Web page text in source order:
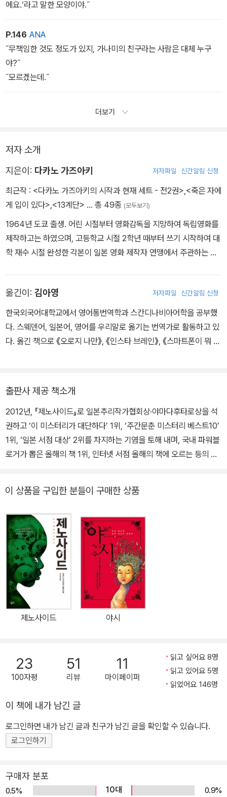
에요.‘라고 말한 모양이야.˝
P.146 ANA
˝무책임한 것도 정도가 있지, 가나미의 친구라는 사람은 대체 누구
야?˝
˝모르겠는데.˝
더보기
저자 소개
지은이: 다카노 가즈아키 저자파일 신간알림 신청
최근작 : <다카노 가즈아키의 시작과 현재 세트 - 전2권>,<죽은 자에
게 입이 있다>,<13계단> … 총 49종 (모두보기)
1964년 도쿄 출생. 어린 시절부터 영화감독을 지망하여 독립영화를
제작하고는 하였으며, 고등학교 시절 2학년 때부터 쓰기 시작하여 대
학 재수 시절 완성한 각본이 일본 영화 제작자 연맹에서 주관하는 기
고, 1989년 미국으로 건너가 로스앤젤레스 시티 컬리지에서 영화 연
출과 촬영, 편집을 공부했다. 1991년 귀국한 뒤에는 영화 및 텔레비
전 각본가로 활동하다가, 2001년 『13계단』으로 제47회 에도가와
란포상을 심사위원의 만장일치로 수상하며 소설가로 데뷔했다. 란포
는다』가 드라마로 제작되었을 때는 직접 각본을 담당했으며, 그중 한
에피소드인 「3시간 후 나는 죽는다」의 연출을 맡기도 했다. 2011년
출간된 대작 『제노사이드』로 야마다 후타로상과 일본 추리작가협회
상을 수상하고 ‘이 미스터리가 대단하다’, ‘주간문춘 미스터리 베스트
10’ 랭킹 1위와 일본 전역의 서점 직원이 직접 가장 추천하고 싶은 책
으로 이듬해 제169회 나오키상 후보에 올랐다.
옮긴이: 김아영 저자파일 신간알림 신청
한국외국어대학교에서 영어통번역학과 스칸디나비아어학을 공부했
다. 스웨덴어, 일본어, 영어를 우리말로 옮기는 번역가로 활동하고 있
다. 옮긴 책으로 《오로지 나만》, 《인스타 브레인》, 《스마트폰이 뭐 어
출판사 제공 책소개
2012년, 『제노사이드』로 일본추리작가협회상·야마다후타로상을 석
권하고 ‘이 미스터리가 대단하다’ 1위, ‘주간문춘 미스터리 베스트10’
1위, ‘일본 서점 대상’ 2위를 차지하는 기염을 토해 내며, 국내 파워블
로거가 뽑은 올해의 책 1위, 인터넷 서점 올해의 책에 오르는 등의 저
과 함께 수상작 역대 최단 100만 부를 돌파하며 화려하게 데뷔한 다
카노 가즈아키는, 밀도 있는 구성과 속도감 있는 전개뿐 아니라 사회
문제를 심도 있게 다루는 작품을 연달아 발표하여 사회파 미스터리의
선두주자로 주목받아왔다. 이번에 출간된 『K·N의 비극』에서 임신과
중절이라는 민감한 소재를 흥미로운 스토리에 담아 냄으로써 또 한
번 독자들에게 깊이 있는 메시지를 던진다. 그녀의 안에 누군가가 있
다! 날카로운 문제의식이 돋보이는 색다른 미스터리 서스펜스 걸작
젊은 나이에 일약 베스트셀러 작가 자리에 오른 슈헤이는 새로운 맨
션을 구입하고 아내 가나미와의 행복한 삶을 꿈꾼다. 그러던 어느 날
임신한 사실을 알게 된 가나미가 기뻐하며 남편에게 소식을 전하지
에 좀 더 여유가 생긴 다음에 아이를 갖자며 중절 수술을 제안한다. 가
나미는 괴로워하면서도 마지못해 수긍한다. 그러나 이후 가나미에게
다른 여성의 의식이 나타나는 이변이 벌어지고 정신과 의사인 이소가
연 가나미에게 깃든 여성이 중절을 거부하기 위해 생긴 다른 인격인
가 아니면 유령이 빙의한 것인가? 『K·N의 비극』은 모호하게 그려지
는 또 다른 여성의 존재를 통해 시종일관 스산한 공포를 느끼게 하며,
통적으로 느낄 수 있는 인간에 대한 신뢰, 휴머니즘이라 부를 만한 것
들이 이 소설에서도 고스란히 나타난다. 독자들은 임신부인 가나미의
이 상품을 구입한 분들이 구매한 상품
제노사이드 야시
23
100자평
51
리뷰
11
마이페이퍼
읽고 싶어요 8명
읽고 있어요 5명
읽었어요 146명
이 책에 내가 남긴 글
로그인하면 내가 남긴 글과 친구가 남긴 글을 확인할 수 있습니다.
로그인하기
구매자 분포
0.5% 10대
0.9%